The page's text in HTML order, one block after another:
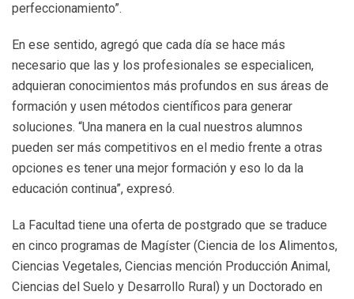
perfeccionamiento”.
En ese sentido, agregó que cada día se hace más
necesario que las y los profesionales se especialicen,
adquieran conocimientos más profundos en sus áreas de
formación y usen métodos científicos para generar
soluciones. “Una manera en la cual nuestros alumnos
pueden ser más competitivos en el medio frente a otras
opciones es tener una mejor formación y eso lo da la
educación continua”, expresó.
La Facultad tiene una oferta de postgrado que se traduce
en cinco programas de Magíster (Ciencia de los Alimentos,
Ciencias Vegetales, Ciencias mención Producción Animal,
Ciencias del Suelo y Desarrollo Rural) y un Doctorado en